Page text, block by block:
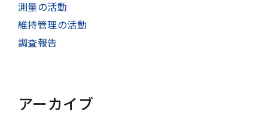
測量の活動
維持管理の活動
調査報告
アーカイブ